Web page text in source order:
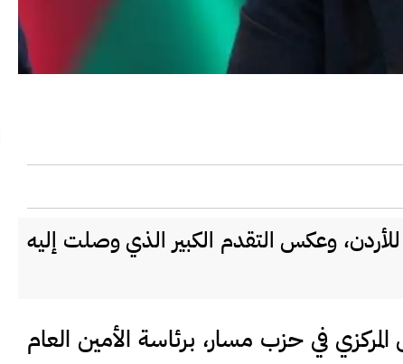
وعكس التقدم الكبير الذي وصلت إليه
في حزب مسار، برئاسة الأمين العام